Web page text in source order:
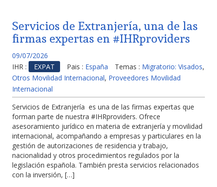
Servicios de Extranjería, una de las
firmas expertas en #IHRproviders
09/07/2026
IHR :
EXPAT Pais : España Temas : Migratorio: Visados,
Otros Movilidad Internacional, Proveedores Movilidad
Internacional
Servicios de Extranjería es una de las firmas expertas que
forman parte de nuestra #IHRproviders. Ofrece
asesoramiento jurídico en materia de extranjería y movilidad
internacional, acompañando a empresas y particulares en la
gestión de autorizaciones de residencia y trabajo,
nacionalidad y otros procedimientos regulados por la
legislación española. También presta servicios relacionados
con la inversión, […]